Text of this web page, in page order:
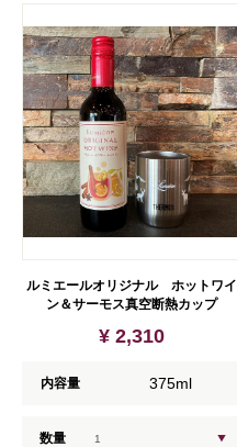
ルミエールオリジナル ホットワイ
ン＆サーモス真空断熱カップ
¥ 2,310
内容量 375ml
数量